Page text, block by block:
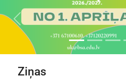
Previous
Ziņas